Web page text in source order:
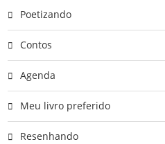
Poetizando
Contos
Agenda
Meu livro preferido
Resenhando